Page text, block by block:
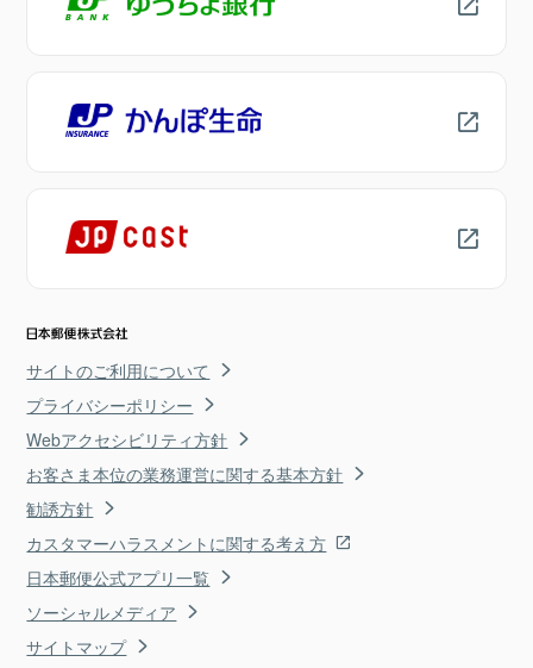
サイトのご利用について
プライバシーポリシー
Webアクセシビリティ方針
お客さま本位の業務運営に関する基本方針
勧誘方針
カスタマーハラスメントに関する考え方
日本郵便公式アプリ一覧
ソーシャルメディア
サイトマップ